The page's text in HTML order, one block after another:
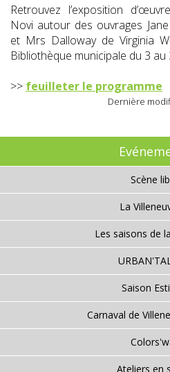
Retrouvez l’exposition
Novi autour des ouvrages
et Mrs Dalloway de Virginia
Bibliothèque municipale du 3 au
>> feuilleter le programme
Dernière
Scène
La
Les saisons de
Saison
Carnaval de
Ateliers en